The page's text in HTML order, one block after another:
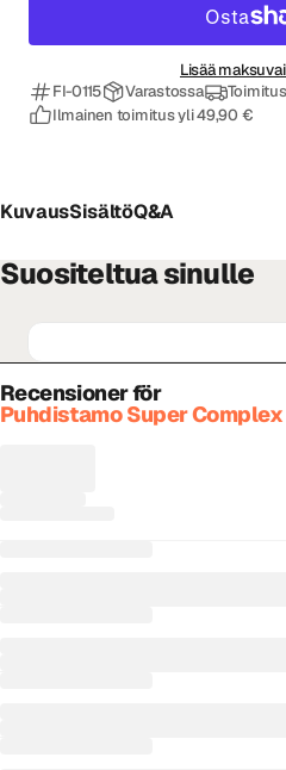
Lisää
FI-0115
Varastossa
Ilmainen toimitus yli 49,90 €
KuvausSisältöQ&A
Suositeltua sinulle
Recensioner för
Puhdistamo Super